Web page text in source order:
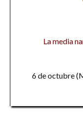
La media
6 de octubre